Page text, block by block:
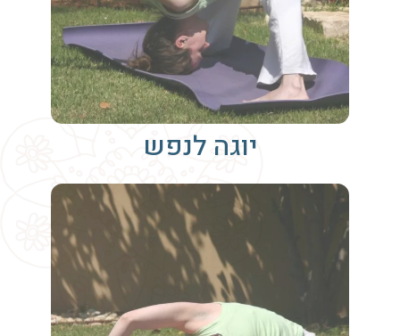
יוגה לנפש